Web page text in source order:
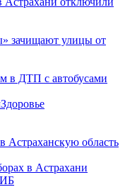
зачищают улицы от
в ДТП с автобусами
Здоровье
Астраханскую область
в Астрахани